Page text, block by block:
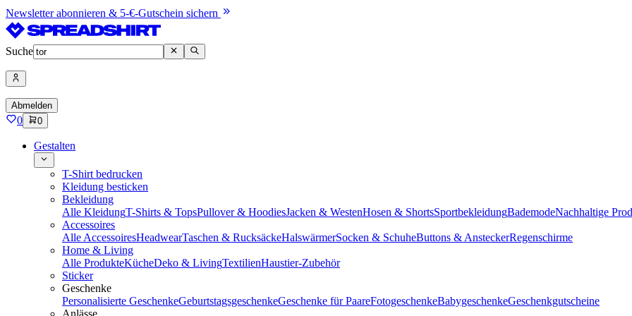
Newsletter abonnieren & 5-€-Gutschein sichern
Suche
Abmelden
0 0
Gestalten
T-Shirt bedrucken
Kleidung besticken
Bekleidung
Alle KleidungT-Shirts & TopsPullover & HoodiesJacken & WestenHosen & ShortsSportbekleidungBademodeNachhaltige
Accessoires
Alle AccessoiresHeadwearTaschen & RucksäckeHalswärmerSocken & SchuheButtons & AnsteckerRegenschirme
Home & Living
Alle ProdukteKücheDeko & LivingTextilienHaustier-Zubehör
Sticker
Geschenke
Personalisierte GeschenkeGeburtstagsgeschenkeGeschenke für PaareFotogeschenkeBabygeschenkeGeschenkgutscheine